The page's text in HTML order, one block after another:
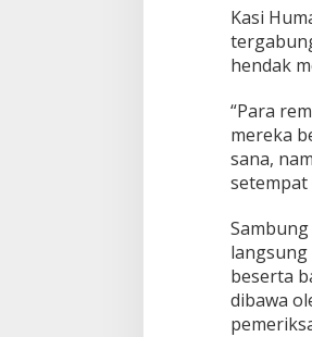
Kasi
hendak
“Para
mereka
sana,
setempat
beserta
dibawa